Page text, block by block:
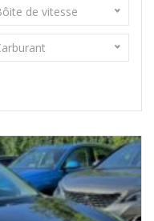
de vitesse